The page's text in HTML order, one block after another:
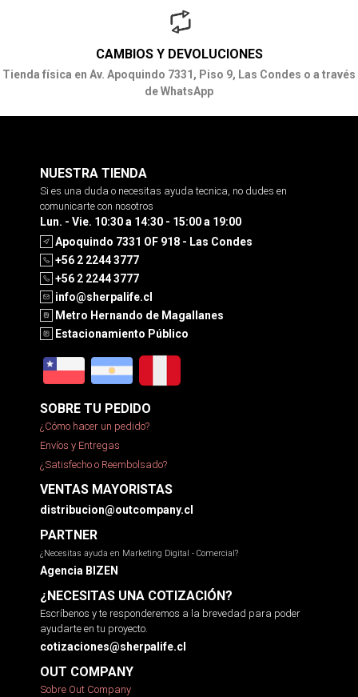
CAMBIOS Y DEVOLUCIONES
Tienda física en Av. Apoquindo 7331, Piso 9, Las Condes o a través
de WhatsApp
NUESTRA TIENDA
Si es una duda o necesitas ayuda tecnica, no dudes en
comunicarte con nosotros
Lun. - Vie. 10:30 a 14:30 - 15:00 a 19:00
Apoquindo 7331 OF 918 - Las Condes
+56 2 2244 3777
+56 2 2244 3777
info@sherpalife.cl
Metro Hernando de Magallanes
Estacionamiento Público
SOBRE TU PEDIDO
¿Cómo hacer un pedido?
Envíos y Entregas
¿Satisfecho o Reembolsado?
VENTAS MAYORISTAS
distribucion@outcompany.cl
PARTNER
¿Necesitas ayuda en Marketing Digital - Comercial?
Agencia BIZEN
¿NECESITAS UNA COTIZACIÓN?
Escríbenos y te responderemos a la brevedad para poder
ayudarte en tu proyecto.
cotizaciones@sherpalife.cl
OUT COMPANY
Sobre Out Company